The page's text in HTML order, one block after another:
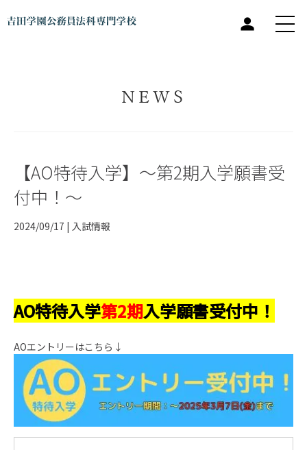
NEWS
【AO特待入学】～第2期入学願書受
付中！～
2024/09/17 | 入試情報
AO特待入学第2期入学願書受付中！
AOエントリーはこちら↓